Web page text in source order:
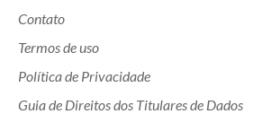
Contato
Termos de uso
Política de Privacidade
Guia de Direitos dos Titulares de Dados